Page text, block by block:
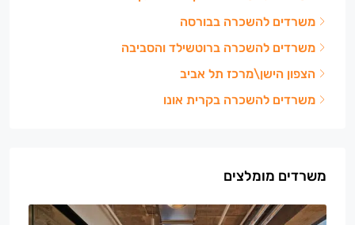
משרדים להשכרה בבורסה
משרדים להשכרה ברוטשילד והסביבה
הצפון הישן\מרכז תל אביב
משרדים להשכרה בקרית אונו
משרדים מומלצים